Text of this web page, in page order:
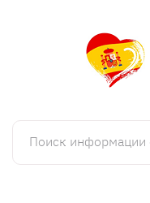
Поиск информации об